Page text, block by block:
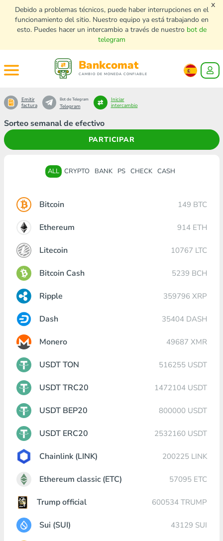
Debido a problemas técnicos, puede haber interrupciones en el
funcionamiento del sitio. Nuestro equipo ya está trabajando en
esto. Puedes hacer un intercambio a través de nuestro bot de
telegram
x
Bankcomat
CAMBIO DE MONEDA CONFIABLE
Sorteo semanal de efectivo
PARTICIPAR
Emitir
factura
Bot de Telegram
Telegram
Iniciar
intercambio
ALL CRYPTO BANK PS CHECK CASH
Bitcoin 149 BTC
Ethereum 914 ETH
Litecoin 10767 LTC
Bitcoin Cash 5239 BCH
Ripple 359796 XRP
Dash 35404 DASH
Monero 49687 XMR
USDT TON 516255 USDT
USDT TRC20 1472104 USDT
USDT BEP20 800000 USDT
USDT ERC20 2532160 USDT
Chainlink (LINK) 200225 LINK
Ethereum classic (ETC) 57095 ETC
Trump official 600534 TRUMP
Sui (SUI) 43129 SUI